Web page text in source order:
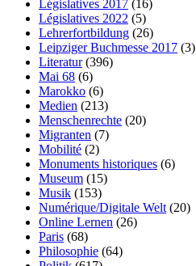
Législatives 2017 (16)
Législatives 2022 (5)
Lehrerfortbildung (26)
Leipziger Buchmesse 2017 (3)
Literatur(396)
Mai 68 (6)
Marokko (6)
Medien (213)
Menschenrechte (20)
Migranten (7)
Mobilité (2)
Monuments historiques (6)
Museum (15)
Musik (153)
Numérique/Digitale Welt (20)
Online Lernen (26)
Paris (68)
Philosophie (64)